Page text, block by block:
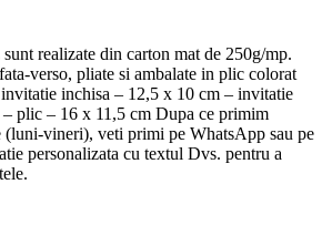
realizate din carton mat de 250g/mp.
verso, pliate si ambalate in plic colorat
inchisa – 12,5 x 10 cm – invitatie
plic – 16 x 11,5 cm Dupa ce primim
(luni-vineri), veti primi pe WhatsApp sau pe
personalizata cu textul Dvs. pentru a